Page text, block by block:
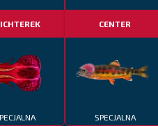
CENTER
SPECJALNA